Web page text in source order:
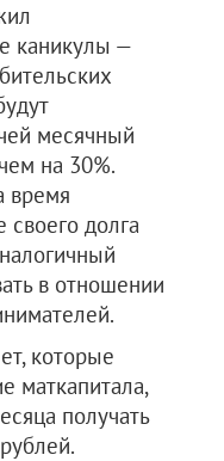
каникулы —
месячный
на 30%.
время
своего долга
в отношении
которые
маткапитала,
получать